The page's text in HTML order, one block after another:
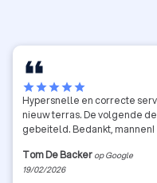
starstarstarstarstar
Hypersnelle en correcte
nieuw terras. De volgende
gebeiteld. Bedankt, mannen!
Tom De Backer op Google
19/02/2026